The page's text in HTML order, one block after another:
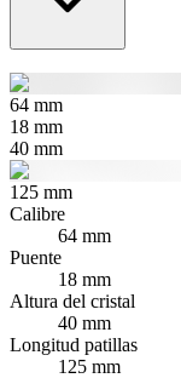
64 mm
18 mm
40 mm
125 mm
Calibre
64 mm
Puente
18 mm
Altura del cristal
40 mm
Longitud patillas
125 mm